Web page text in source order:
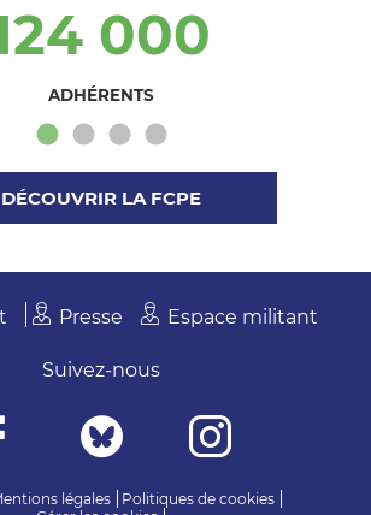
000
ADHÉRENTS
DÉCOUVRIR LA FCPE
Presse Espace militant
légales
Politiques de cookies
Suivez-nous